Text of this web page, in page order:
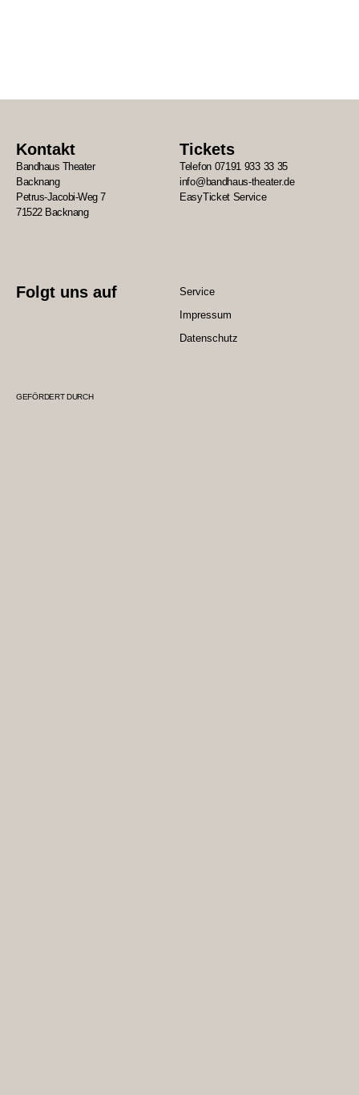
Kontakt
Bandhaus Theater
Backnang
Petrus-Jacobi-Weg 7
71522 Backnang
Tickets
Telefon 07191 933 33 35
info@bandhaus-theater.de
EasyTicket Service
Folgt uns auf
Service
Impressum
Datenschutz
GEFÖRDERT DURCH